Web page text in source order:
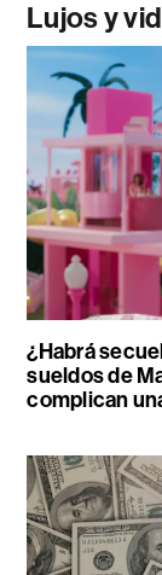
Lujos y
¿Habrá
sueldos de
complican